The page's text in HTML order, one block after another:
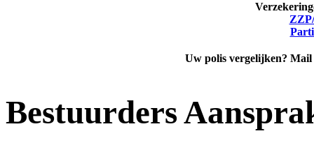
Uw polis vergelijken?
Bestuurders